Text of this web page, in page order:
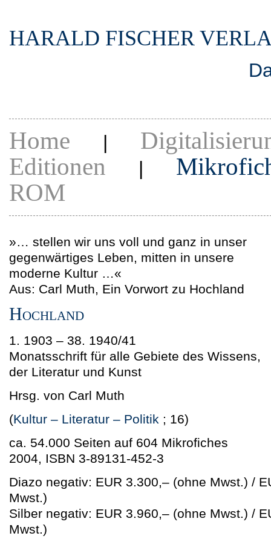
HARALD FISCHER
Home |
Editionen |
ROM
»… stellen wir uns voll und ganz in unser
gegenwärtiges Leben, mitten in unsere
moderne Kultur …«
Aus: Carl Muth, Ein Vorwort zu Hochland
Hochland
1. 1903 – 38. 1940/41
Monatsschrift für alle Gebiete des Wissens,
der Literatur und Kunst
Hrsg. von Carl Muth
(Kultur – Literatur – Politik ; 16)
ca. 54.000 Seiten auf 604 Mikrofiches
2004, ISBN 3-89131-452-3
Diazo negativ: EUR 3.300,– (ohne Mwst.) /
Mwst.)
Silber negativ: EUR 3.960,– (ohne Mwst.) /
Mwst.)